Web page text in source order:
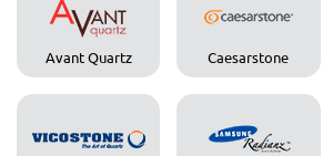
Avant Quartz Caesarstone